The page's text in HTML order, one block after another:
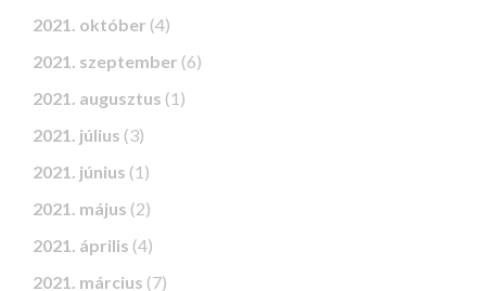
2021. október (4)
2021. szeptember (6)
2021. augusztus (1)
2021. július (3)
2021. június (1)
2021. május (2)
2021. április (4)
2021. március (7)